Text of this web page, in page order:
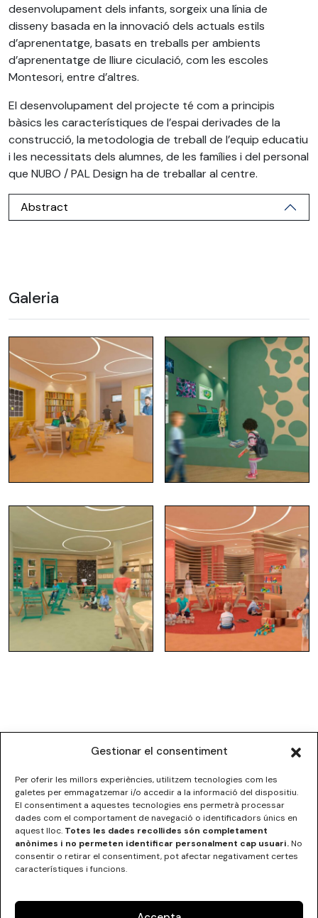
Gestionar el consentiment
Per oferir les millors experiències, utilitzem tecnologies com les
galetes per emmagatzemar i/o accedir a la informació del dispositiu.
El consentiment a aquestes tecnologies ens permetrà processar
dades com el comportament de navegació o identificadors únics en
aquest lloc. Totes les dades recollides són completament
anònimes i no permeten identificar personalment cap usuari.No
consentir o retirar el consentiment, pot afectar negativament certes
característiques i funcions.
desenvolupament dels infants, sorgeix una línia de
disseny basada en la innovació dels actuals estils
d’aprenentatge, basats en treballs per ambients
d’aprenentatge de lliure ciculació, com les escoles
Montesori, entre d’altres.
El desenvolupament del projecte té com a principis
bàsics les característiques de l’espai derivades de la
construcció, la metodologia de treball de l’equip educatiu
i les necessitats dels alumnes, de les famílies i del personal
que NUBO / PAL Design ha de treballar al centre.
Abstract
Galeria
ESCOLA SUPERIOR DE DISSENY DE LES ILLES BALEARS
C/Institut Balear nº5
07012 Palma, Illes Balears
Tel.+34 971 290000